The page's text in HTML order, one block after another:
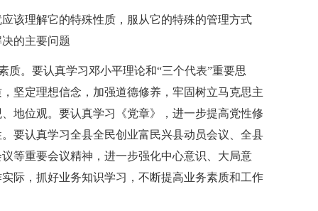
该理解它的特殊性质，服从它的特殊的管理方式
的主要问题
质。要认真学习邓小平理论和“三个代表”重要思
坚定理想信念，加强道德修养，牢固树立马克思主
地位观。要认真学习《党章》，进一步提高党性修
要认真学习全县全民创业富民兴县动员会议、全县
等重要会议精神，进一步强化中心意识、大局意
际，抓好业务知识学习，不断提高业务素质和工作